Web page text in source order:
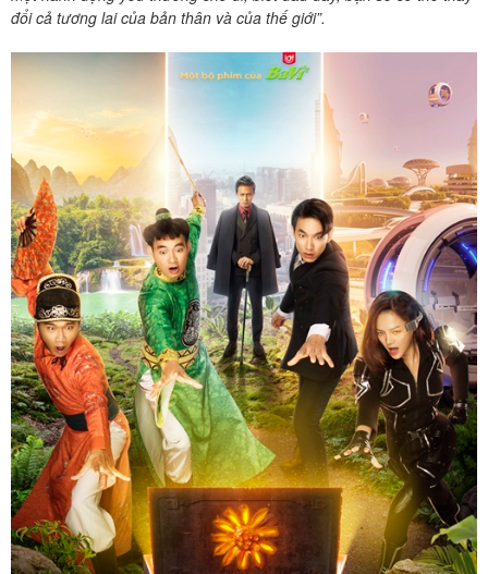
đổi cả tương lai của bản thân và của thế giới”.